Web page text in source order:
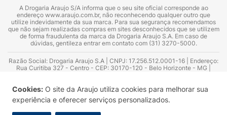
Cookies: O site da Araujo utiliza cookies para melhorar sua
experiência e oferecer serviços personalizados.
A Drogaria Araujo S/A informa que o seu site oficial corresponde ao
endereço www.araujo.com.br, não reconhecendo qualquer outro que
utilize indevidamente da sua marca. Para sua segurança recomendamos
que não sejam realizadas compras em sites desconhecidos que se utilizem
de forma fraudulenta da marca da Drogaria Araujo S.A. Em caso de
dúvidas, gentileza entrar em contato com (31) 3270-5000.
Razão Social: Drogaria Araujo S.A | CNPJ: 17.256.512.0001-16 | Endereço:
Rua Curitiba 327 - Centro - CEP: 30170-120 - Belo Horizonte - MG |
Azevedo Guimarães – CRF 10.965 | Yasmin Silva Alvarenga – CRF 52.584 -
Consultor substituto: Thiago Aguiar Pinheiro - CRF Nº 13.748. Alvará
Sanitário: 2025020713 | Autorização de Funcionamento da Empresa (AFE):